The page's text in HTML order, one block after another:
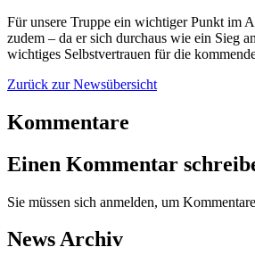
Für unsere Truppe ein wichtiger Punkt im
zudem – da er sich durchaus wie ein Sieg
wichtiges Selbstvertrauen für die
Zurück zur Newsübersicht
Kommentare
Einen Kommentar
Sie müssen sich anmelden, um
News Archiv